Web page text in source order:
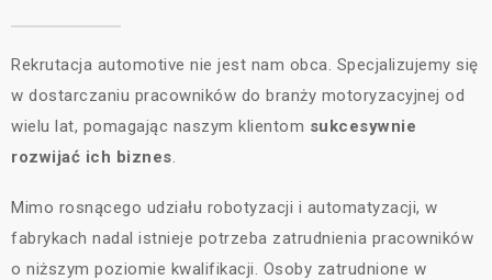
Rekrutacja automotive nie jest nam obca. Specjalizujemy się
w dostarczaniu pracowników do branży motoryzacyjnej od
wielu lat, pomagając naszym klientom sukcesywnie
rozwijać ich biznes.
Mimo rosnącego udziału robotyzacji i automatyzacji, w
fabrykach nadal istnieje potrzeba zatrudnienia pracowników
o niższym poziomie kwalifikacji. Osoby zatrudnione w